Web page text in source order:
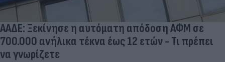
ΑΑΔΕ: Ξεκίνησε η αυτόματη απόδοση ΑΦΜ σε
700.000 ανήλικα τέκνα έως 12 ετών - Τι πρέπει
να γνωρίζετε